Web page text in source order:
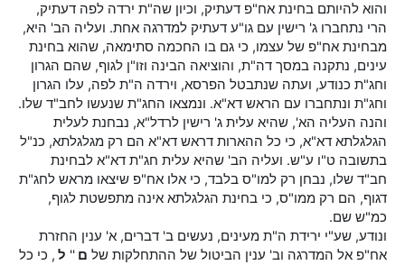
והוא להיותם בחינת אח"פ דעתיק, וכיון שה"ת ירדה לפה דעתיק,
הרי נתחברו ג' רישין עם גו"ע דעתיק למדרגה אחת. ועליה הב' היא,
מבחינת אח"פ של עצמו, כי גם בו החכמה סתימאה, שהוא בחינת
עינים, נתקנה במסך דה"ת, והוציאה הבינה וזו"ן לגוף, שהם הגרון
וחג"ת כנודע, ועתה שנתבטל הפרסא, וירדה ה"ת לפה, עלו הגרון
וחג"ת ונתחברו עם הראש דא"א. ונמצאו החג"ת שנעשו לחב"ד שלו.
והנה העליה הא', שהיא עלית ג' רישין לרדל"א, נבחנת לעלית
הגלגלתא דא"א, כי כל ההארות דראש דא"א הם רק מגלגלתא, כנ"ל
בתשובה ט"ו ע"ש. ועליה הב' שהיא עלית חג"ת דא"א לבחינת
חב"ד שלו, נבחן רק למו"ס בלבד, כי אלו אח"פ שיצאו מראש לחג"ת
דגוף, הם רק ממו"ס, כי בחינת הגלגלתא אינה מתפשטת לגוף,
כמ"ש שם.
ונודע, שע"י ירידת ה"ת מעינים, נעשים ב' דברים, א' ענין החזרת
אח"פ אל המדרגה וב' ענין הביטול של ההתחלקות של ם '' ל , כי כל